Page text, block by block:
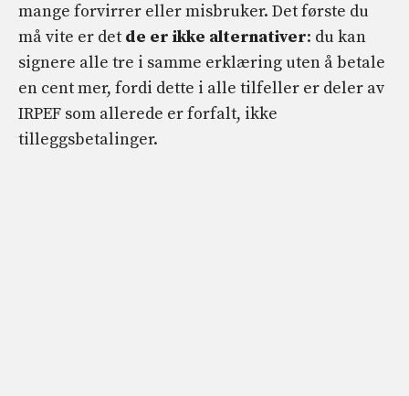
mange forvirrer eller misbruker. Det første du
må vite er det de er ikke alternativer: du kan
signere alle tre i samme erklæring uten å betale
en cent mer, fordi dette i alle tilfeller er deler av
IRPEF som allerede er forfalt, ikke
tilleggsbetalinger.